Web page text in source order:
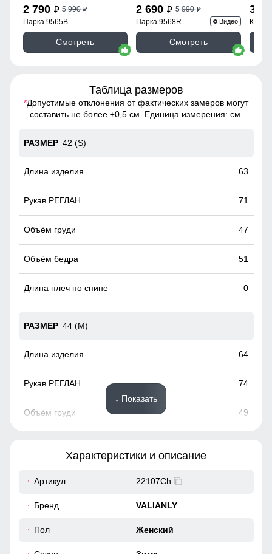
2 790 p 5 990p
Парка 9565B
Смотреть
2 690 p 5 990p
Парка 9568R Видео
Смотреть
3
Таблица размеров
*Допустимые отклонения от фактических замеров могут
составить не более ±0,5 см. Единица измерения: см.
42 (S)
63
71
47
51
0
44 (M)
64
74
49
↓ Показать
Характеристики и описание
Артикул 22107Ch
Бренд VALIANLY
Пол Женский